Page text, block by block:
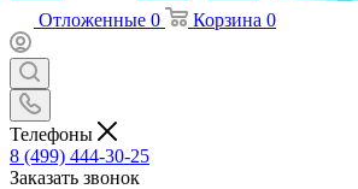
Отложенные 0 Корзина 0
Телефоны
8 (499) 444-30-25
Заказать звонок